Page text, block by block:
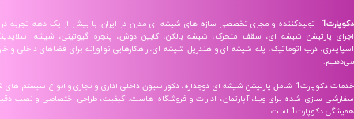
تولیدکننده و مجری تخصصی سازه‌ های شیشه‌ ای مدرن در ایران. با بیش از یک دهه تجربه در طراحی و
شیشه‌ ای، سقف متحرک، شیشه بالکن، کابین دوش، پنجره گیوتینی، شیشه اسلایدینگ، درب
درب اتوماتیک، پله شیشه ای و هندریل شیشه‌ ای، راهکارهایی نوآورانه برای فضاهای داخلی و خارجی ارائه
خدمات دکوپارت1 شامل پارتیشن شیشه‌ ای دوجداره، دکوراسیون داخلی اداری و تجاری و انواع سیستم‌ های شیشه‌ ای
شده برای ویلا، آپارتمان، ادارات و فروشگاه‌ هاست. کیفیت، طراحی اختصاصی و نصب دقیق، شعار
است.